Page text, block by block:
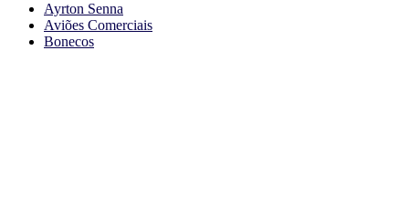
Ayrton Senna
Aviões Comerciais
Bonecos